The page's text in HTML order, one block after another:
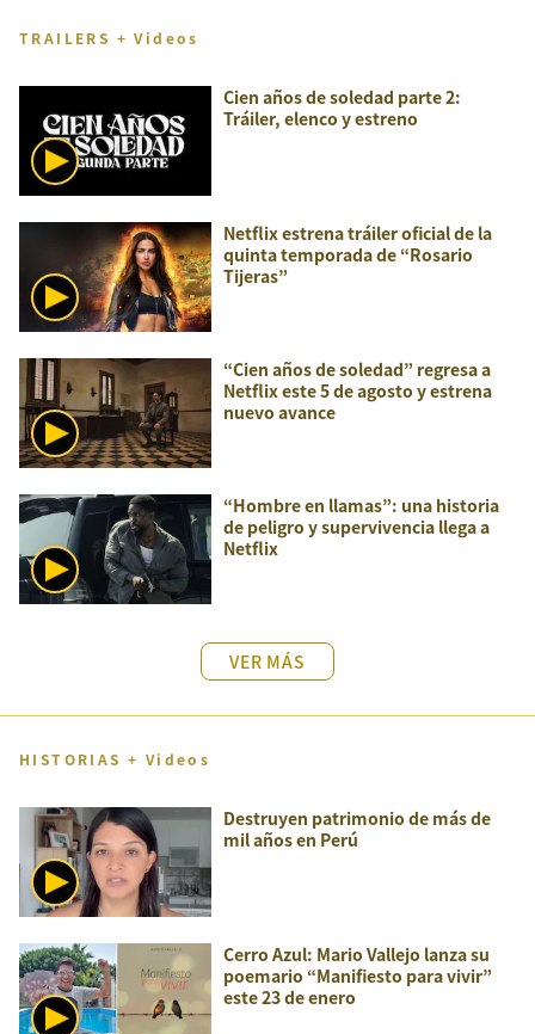
TRAILERS + Videos
Cien años de soledad parte 2:
Tráiler, elenco y estreno
Netflix estrena tráiler oficial de la
quinta temporada de “Rosario
Tijeras”
“Cien años de soledad” regresa a
Netflix este 5 de agosto y estrena
nuevo avance
“Hombre en llamas”: una historia
de peligro y supervivencia llega a
Netflix
VER MÁS
HISTORIAS + Videos
Destruyen patrimonio de más de
mil años en Perú
Cerro Azul: Mario Vallejo lanza su
poemario “Manifiesto para vivir”
este 23 de enero